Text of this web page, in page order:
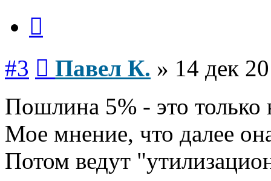
#3 Павел К. » 14 дек
Пошлина 5% - это только
Мое мнение, что далее
Потом ведут